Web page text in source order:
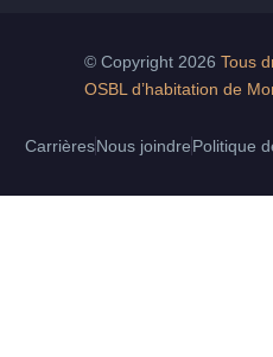
© Copyright 2026 Tous
OSBL d’habitation de
Carrières Nous joindre Politique